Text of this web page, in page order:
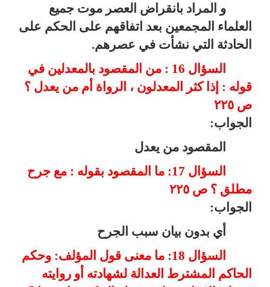
و المراد بانقراض العصر موت جميع
العلماء المجمعين بعد اتفاقهم على الحكم على
الحادثة التي نشأت في عصرهم.
السؤال 16 : من المقصود بالمعدلين في
قوله : إذا كثر المعدلون ، الرواة أم من يعدل ؟
ص ٢٢٥
الجواب:
المقصود من يعدل
السؤال 17: ما المقصود بقوله : مع جرح
مطلق ؟ ص ٢٢٥
الجواب:
أي بدون بيان سبب الجرح
السؤال 18: ما معنى قول المؤلف: وحكم
الحاكم المشترط العدالة لشهادته أو روايته